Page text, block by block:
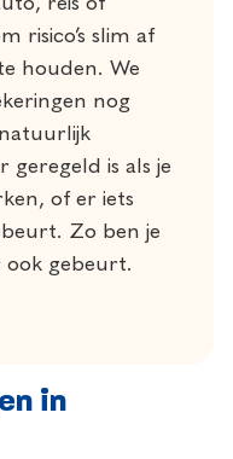
risico’s slim af
houden. We
nog
geregeld is als je
of er iets
Zo ben je
ook gebeurt.
in